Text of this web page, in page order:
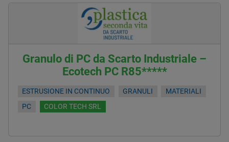
Granulo di PC da Scarto Industriale –
Ecotech PC R85*****
ESTRUSIONE IN CONTINUO GRANULI
MATERIALI
PC
COLOR TECH SRL